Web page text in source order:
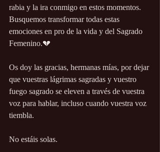
rabia y la ira conmigo en estos momentos.
Busquemos transformar todas estas
emociones en pro de la vida y del Sagrado
Femenino.💔
Os doy las gracias, hermanas mías, por dejar
que vuestras lágrimas sagradas y vuestro
fuego sagrado se eleven a través de vuestra
voz para hablar, incluso cuando vuestra voz
tiembla.
No estáis solas.